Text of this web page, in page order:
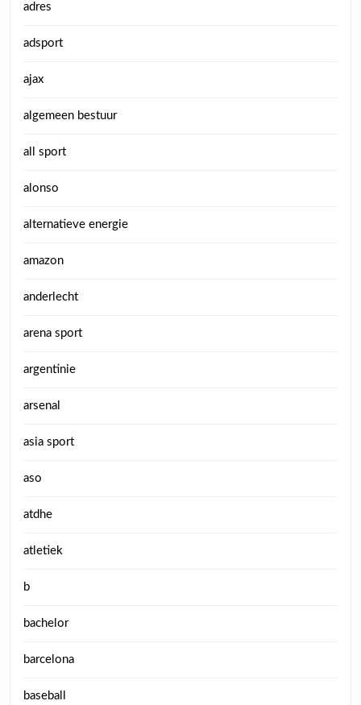
adres
adsport
ajax
algemeen bestuur
all sport
alonso
alternatieve energie
amazon
anderlecht
arena sport
argentinie
arsenal
asia sport
aso
atdhe
atletiek
b
bachelor
barcelona
baseball